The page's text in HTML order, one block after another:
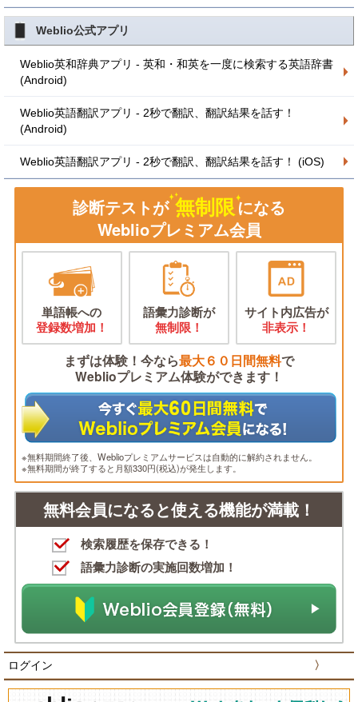
Weblio公式アプリ
Weblio英和辞典アプリ - 英和・和英を一度に検索する英語辞書
(Android)
Weblio英語翻訳アプリ - 2秒で翻訳、翻訳結果を話す！
(Android)
Weblio英語翻訳アプリ - 2秒で翻訳、翻訳結果を話す！ (iOS)
診断テストが 無制限になる
Weblioプレミアム会員
単語帳への
登録数増加！
語彙力診断が
無制限！
サイト内広告が
非表示！
まずは体験！今なら最大６０日間無料で
Weblioプレミアム体験ができます！
※無料期間終了後、Weblioプレミアムサービスは自動的に解約されません。
※無料期間が終了すると月額330円(税込)が発生します。
無料会員になると使える機能が満載！
検索履歴を保存できる！
語彙力診断の実施回数増加！
ログイン 〉